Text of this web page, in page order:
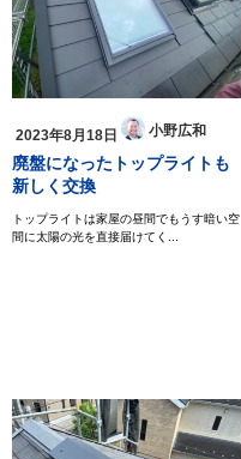
2023年8月18日 小野広和
廃盤になったトップライトも
新しく交換
トップライトは家屋の昼間でもうす暗い空
間に太陽の光を直接届けてく...